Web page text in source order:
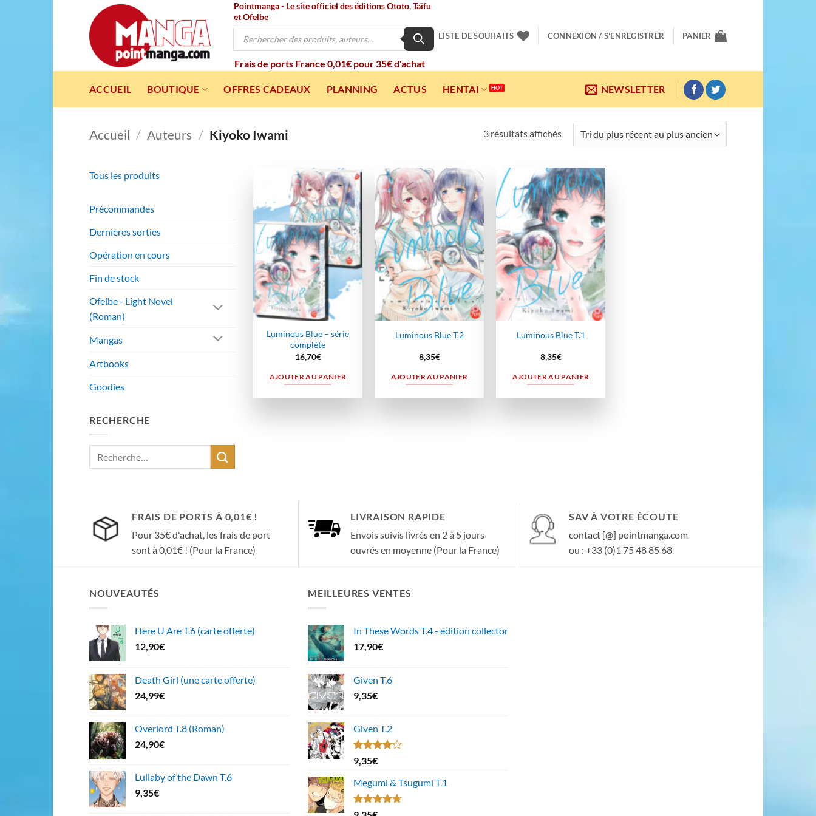
Pointmanga - Le site officiel des éditions Ototo, Taïfu
et Ofelbe
Recherche
Frais de ports France 0,01€ pour 35€ d'achat
LISTE DE SOUHAITS CONNEXION / S’ENREGISTRER PANIER
ACCUEIL BOUTIQUE OFFRES CADEAUX PLANNING ACTUS HENTAI NEWSLETTER
Accueil / Auteurs / Kiyoko Iwami 3 résultats affichésTrié
récent
au
plus
ancien
Tous les produits
Précommandes
Dernières sorties
Opération en cours
Fin de stock
Ofelbe - Light Novel
(Roman)
Mangas
Artbooks
Goodies
RECHERCHE
Ajouter
à la
wishlist
Luminous Blue – série
complète
16,70€
AJOUTER AU PANIER
Ajouter
à la
wishlist
Luminous Blue T.2
8,35€
AJOUTER AU PANIER
Ajouter
wishlist
Luminous Blue T.1
8,35€
AJOUTER AU PANIER
FRAIS DE PORTS À 0,01€ !
Pour 35€ d'achat, les frais de port
sont à 0,01€ ! (Pour la France)
LIVRAISON RAPIDE
Envois suivis livrés en 2 à 5 jours
ouvrés en moyenne (Pour la France)
SAV À VOTRE ÉCOUTE
contact [@] pointmanga.com
ou : +33 (0)1 75 48 85 68
NOUVEAUTÉS
Here U Are T.6 (carte offerte)
12,90€
Death Girl (une carte offerte)
24,99€
Overlord T.8 (Roman)
24,90€
Lullaby of the Dawn T.6
9,35€
MEILLEURES VENTES
In These Words T.4 - édition collector
17,90€
Given T.6
9,35€
Given T.2
Note
4.00
5
9,35€
Megumi & Tsugumi T.1
Note4.67